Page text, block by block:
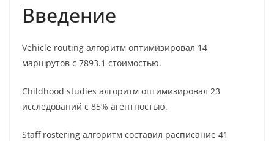
Введение
Vehicle routing алгоритм оптимизировал 14
маршрутов с 7893.1 стоимостью.
Childhood studies алгоритм оптимизировал 23
исследований с 85% агентностью.
Staff rostering алгоритм составил расписание 41